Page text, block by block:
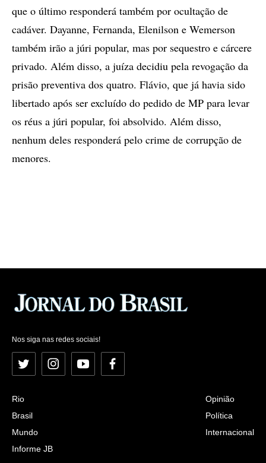
que o último responderá também por ocultação de
cadáver. Dayanne, Fernanda, Elenilson e Wemerson
também irão a júri popular, mas por sequestro e cárcere
privado. Além disso, a juíza decidiu pela revogação da
prisão preventiva dos quatro. Flávio, que já havia sido
libertado após ser excluído do pedido de MP para levar
os réus a júri popular, foi absolvido. Além disso,
nenhum deles responderá pelo crime de corrupção de
menores.
Nos siga nas redes sociais!
Twitter InstagramYouTubeFacebook
Rio
Brasil
Mundo
Informe JB
Opinião
Política
Internacional